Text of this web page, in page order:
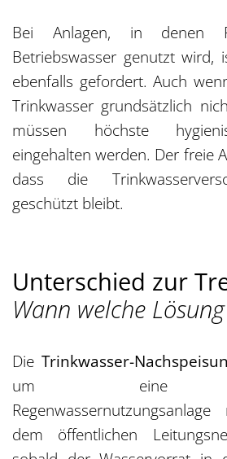
Bei Anlagen, in denen
Betriebswasser genutzt wird,
ebenfalls gefordert. Auch
Trinkwasser grundsätzlich
müssen höchste
eingehalten werden. Der freie
dass die
geschützt bleibt.
Unterschied zur
Wann welche
Die Trinkwasser-
um eine
dem öffentlichen